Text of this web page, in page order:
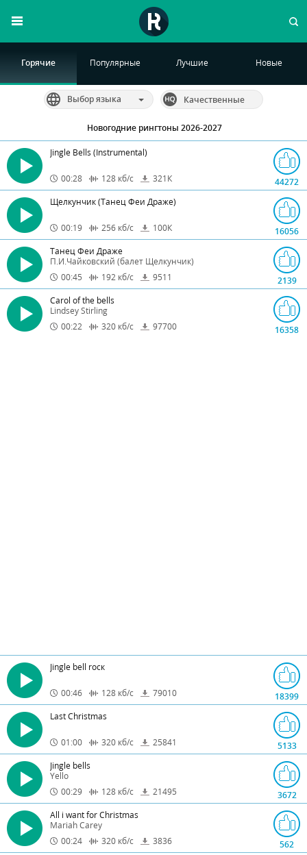
Горячие Популярные Лучшие Новые
Выбор языка Качественные
Новогодние рингтоны 2026-2027
Jingle Bells (Instrumental)
00:28 128 кб/с 321К
44272
Щелкунчик (Танец Феи Драже)
00:19 256 кб/с 100К
16056
Танец Феи Драже
П.И.Чайковский (балет Щелкунчик)
00:45
192 кб/с 9511
2139
Carol of the bells
Lindsey Stirling
00:22
320 кб/с 97700 16358
Jingle bell rоск
00:46 128 кб/с 79010
18399
Last Christmas
01:00 320 кб/с 25841
5133
Jingle bells
Yello
00:29
128 кб/с 21495
3672
All i want for Christmas
Mariah Carey
00:24
320 кб/с 3836
562